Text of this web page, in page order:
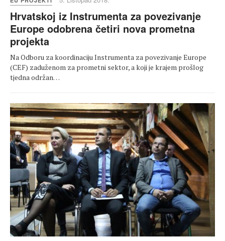
Hrvatskoj iz Instrumenta za povezivanje
Europe odobrena četiri nova prometna
projekta
Na Odboru za koordinaciju Instrumenta za povezivanje Europe
(CEF) zaduženom za prometni sektor, a koji je krajem prošlog
tjedna održan…